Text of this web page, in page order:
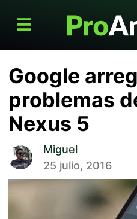
Google
problemas
Nexus 5
Miguel
25 julio, 2016